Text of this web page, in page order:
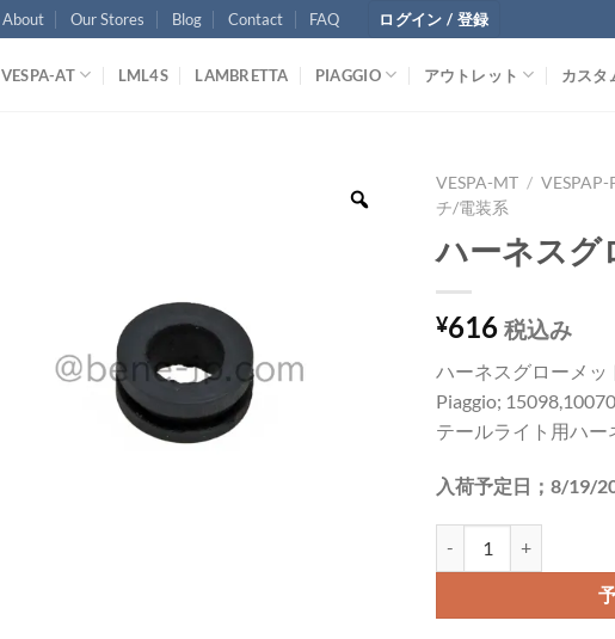
About Our Stores Blog Contact FAQ ログイン / 登録
VESPA-AT LML4S LAMBRETTA PIAGGIO アウトレット カスタ
VESPA-MT / VESPAP-
チ/電装系
ハーネスグ
¥616 税込み
ハーネスグローメッ
Piaggio;
テールライト用ハー
入荷予定日；8/19/